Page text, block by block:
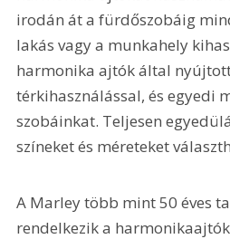
irodán át a fürdőszobáig
lakás vagy a munkahely
harmonika ajtók által
térkihasználással, és egyedi
szobáinkat. Teljesen
színeket és méreteket
A Marley több mint 50 éves
rendelkezik a harmonikaajtók